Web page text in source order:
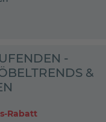
-
&
Rabatt